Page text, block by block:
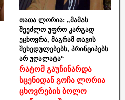
თათა ლორია: „მამას
შეეძლო უფრო კარგად
ეცხოვრა, მაგრამ თავის
შეხედულებებს, პრინციპებს
არ უღალატა“
რატომ გაუჩინარდა
სცენიდან გოჩა ლორია
ცხოვრების ბოლო